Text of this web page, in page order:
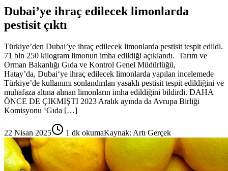
Dubai’ye ihraç edilecek limonlarda
pestisit çıktı
Türkiye’den Dubai’ye ihraç edilecek limonlarda pestisit tespit edildi.
71 bin 250 kilogram limonun imha edildiği açıklandı. Tarım ve
Orman Bakanlığı Gıda ve Kontrol Genel Müdürlüğü,
Hatay’da, Dubai‘ye ihraç edilecek limonlarda yapılan incelemede
Türkiye’de kullanımı sonlandırılan yasaklı pestisit tespit edildiğini ve
muhafaza altına alınan limonların imha edildiğini bildirdi. DAHA
ÖNCE DE ÇIKMIŞTI 2023 Aralık ayında da Avrupa Birliği
Komisyonu ‘Gıda […]
22 Nisan 2025 1 dk okumaKaynak: Artı Gerçek